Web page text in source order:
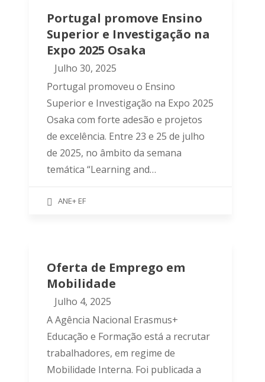
Portugal promove Ensino
Superior e Investigação na
Expo 2025 Osaka
Julho 30, 2025
Portugal promoveu o Ensino
Superior e Investigação na Expo 2025
Osaka com forte adesão e projetos
de excelência. Entre 23 e 25 de julho
de 2025, no âmbito da semana
temática “Learning and…
ANE+ EF
Oferta de Emprego em
Mobilidade
Julho 4, 2025
A Agência Nacional Erasmus+
Educação e Formação está a recrutar
trabalhadores, em regime de
Mobilidade Interna. Foi publicada a